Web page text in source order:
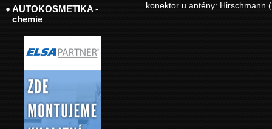
konektor u antény: Hirschmann
AUTOKOSMETIKA -
chemie